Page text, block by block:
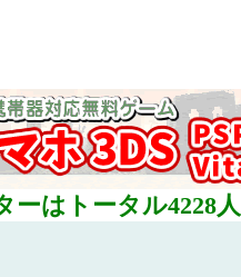
ーはトータル4228